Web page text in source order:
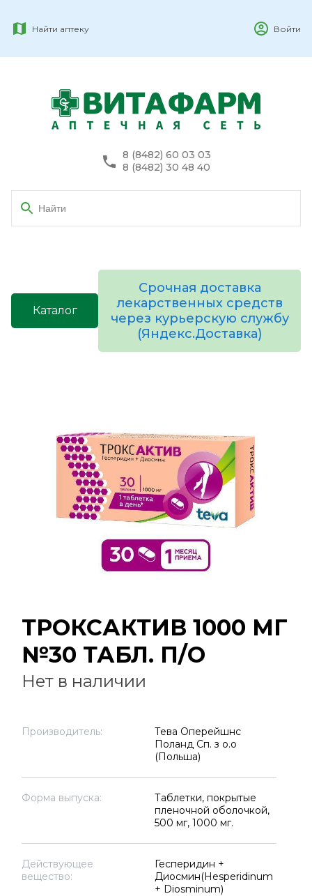
Найти аптеку Войти
8 (8482) 60 03 03
8 (8482) 30 48 40
Каталог
Срочная доставка
лекарственных средств
через курьерскую службу
(Яндекс.Доставка)
ТРОКСАКТИВ 1000 МГ
№30 ТАБЛ. П/О
Нет в наличии
Производитель:
Тева Оперейшнс
Поланд Сп. з о.о
(Польша)
Форма выпуска:
Таблетки, покрытые
пленочной оболочкой,
500 мг, 1000 мг.
Действующее
вещество:
Гесперидин +
Диосмин(Hesperidinum
+ Diosminum)